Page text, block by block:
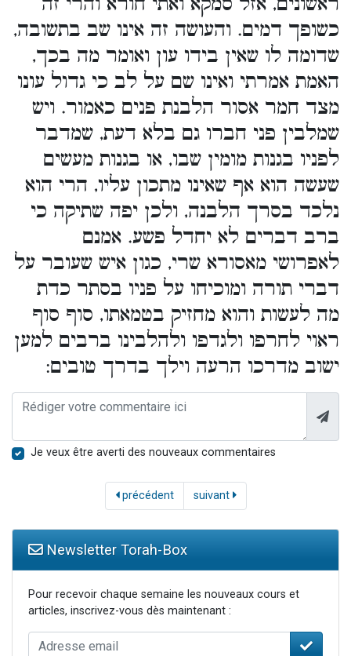
כשופך דמים. והעושה זה אינו שב בתשובה,
שדומה לו שאין בידו עון ואומר מה בכך,
האמת אמרתי ואינו שם על לב כי גדול עונו
מצד חמר אסור הלבנת פנים כאמור. ויש
שמלבין פני חברו גם בלא דעת, שמדבר
לפניו בגנות מומין שבו, או בגנות מעשים
שעשה הוא אף שאינו מתכון עליו, הרי הוא
נלכד בסרך הלבנה, ולכן יפה שתיקה כי
ברב דברים לא יחדל פשע. אמנם
לאפרושי מאסורא שרי, כגון איש שעובר על
דברי תורה ומוכיחו על פניו בסתר כדת
מה לעשות והוא מחזיק בטמאתו, סוף סוף
ראוי לחרפו ולגדפו ולהלבינו ברבים למען
ישוב מדרכו הרעה וילך בדרך טובים:
Je veux être averti des nouveaux commentaires
précédent suivant
Newsletter Torah-Box
Pour recevoir chaque semaine les nouveaux cours et
articles, inscrivez-vous dès maintenant :